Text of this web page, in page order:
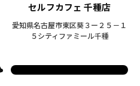
セルフカフェ 千種店
愛知県名古屋市東区葵３ー２５－１
５シティファミール千種